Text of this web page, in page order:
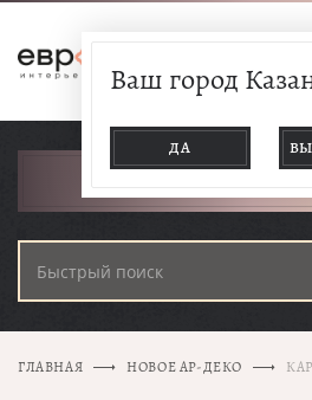
Ваш город
ДА
ГЛАВНАЯ НОВОЕ АР-ДЕКО